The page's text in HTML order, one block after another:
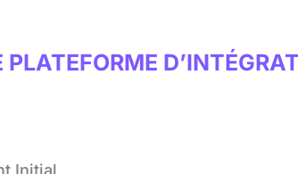
Initial